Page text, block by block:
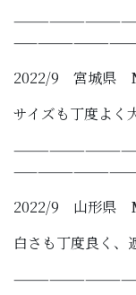
2022/9 宮城県
サイズも丁度よく
2022/9 山形県
白さも丁度良く、